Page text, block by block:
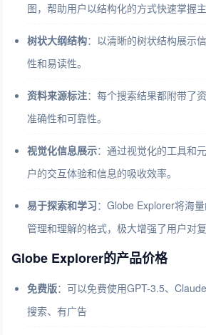
图，帮助用户以结构化的方式快速掌握主
树状大纲结构：以清晰的树状结构展示
性和易读性。
资料来源标注：每个搜索结果都附带了
准确性和可靠性。
视觉化信息展示：通过视觉化的工具和
户的交互体验和信息的吸收效率。
易于探索和学习：Globe Explorer将海
管理和理解的格式，极大增强了用户对
Globe Explorer的产品价格
免费版：可以免费使用GPT-3.5、
搜索、有广告